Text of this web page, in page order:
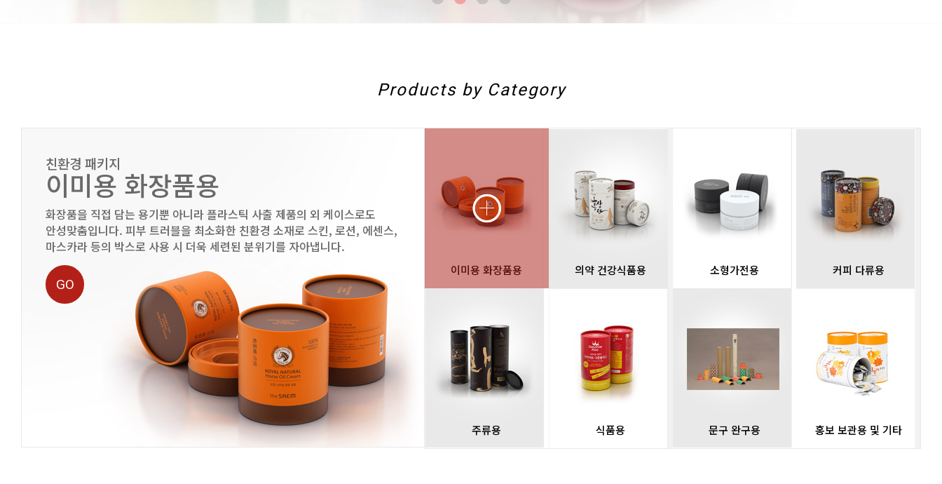
Products by Category
친환경 패키지
이미용 화장품용
화장품을 직접 담는 용기뿐 아니라 플라스틱 사출 제품의 외 케이스로도
안성맞춤입니다. 피부 트러블을 최소화한 친환경 소재로 스킨, 로션, 에센스,
마스카라 등의 박스로 사용 시 더욱 세련된 분위기를 자아냅니다.
GO
의약 건강식품용
실내에 장시간 보관할 수 있는 의약품, 영양제, 건강 식품류에 잘 어울립니다.
철이나 알루미늄 통을 지통으로 교체 시 미려한 색상 구현으로 차별화되고 모던한
GO
소형가
소형 가전만의 독
패키지로 안전한
GO
이미용 화장품용 의약 건강식품용 소형가전용 커피 다류용
주류용 식품용 문구 완구용 홍보 보관용 및 기타